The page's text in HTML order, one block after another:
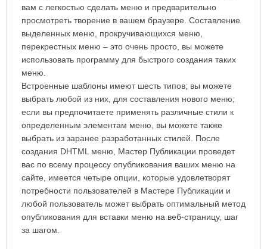
вам с легкостью сделать меню и предварительно
просмотреть творение в вашем браузере. Составление
выделенных меню, прокручивающихся меню,
перекрестных меню – это очень просто, вы можете
использовать программу для быстрого создания таких
меню.
Встроенные шаблоны имеют шесть типов; вы можете
выбрать любой из них, для составления нового меню;
если вы предпочитаете применять различные стили к
определенным элементам меню, вы можете также
выбрать из заранее разработанных стилей. После
создания DHTML меню, Мастер Публикации проведет
вас по всему процессу опубликования ваших меню на
сайте, имеется четыре опции, которые удовлетворят
потребности пользователей в Мастере Публикации и
любой пользователь может выбрать оптимальный метод
опубликования для вставки меню на веб-страницу, шаг
за шагом.